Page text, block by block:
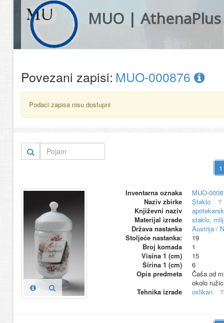
MUO | AthenaPlus
Povezani zapisi: MUO-000876
Podaci zapisa nisu dostupni
Inventarna oznaka
MUO-
Naziv zbirke
Staklo
Književni naziv
Materijal izrade
staklo,
Država nastanka
Austrija /
Stoljeće nastanka:
19
Broj komada
1
Visina 1 (cm)
15
Širina 1 (cm)
6
Opis predmeta
Čaša od
okolo
Tehnika izrade
oslikan